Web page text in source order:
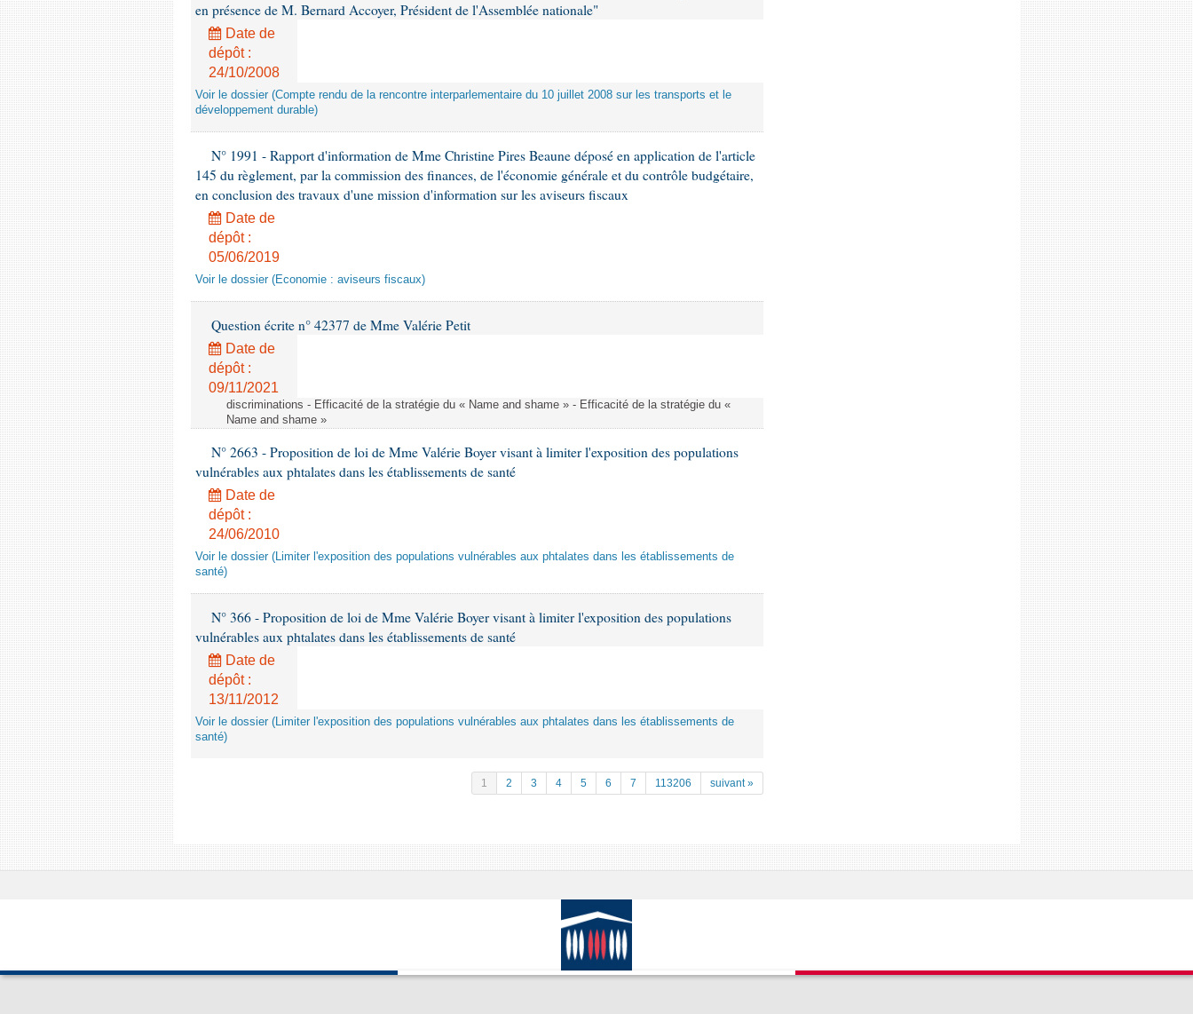
en présence de M. Bernard Accoyer, Président de l'Assemblée nationale"
Date de
dépôt :
24/10/2008
Voir le dossier (Compte rendu de la rencontre interparlementaire du 10 juillet 2008 sur les transports et le
développement durable)
N° 1991 - Rapport d'information de Mme Christine Pires Beaune déposé en application de l'article
145 du règlement, par la commission des finances, de l'économie générale et du contrôle budgétaire,
en conclusion des travaux d'une mission d'information sur les aviseurs fiscaux
Date de
dépôt :
05/06/2019
Voir le dossier (Economie : aviseurs fiscaux)
Question écrite n° 42377 de Mme Valérie Petit
Date de
dépôt :
09/11/2021
discriminations - Efficacité de la stratégie du « Name and shame » - Efficacité de la stratégie du «
Name and shame »
N° 2663 - Proposition de loi de Mme Valérie Boyer visant à limiter l'exposition des populations
vulnérables aux phtalates dans les établissements de santé
Date de
dépôt :
24/06/2010
Voir le dossier (Limiter l'exposition des populations vulnérables aux phtalates dans les établissements de
santé)
N° 366 - Proposition de loi de Mme Valérie Boyer visant à limiter l'exposition des populations
vulnérables aux phtalates dans les établissements de santé
Date de
dépôt :
13/11/2012
Voir le dossier (Limiter l'exposition des populations vulnérables aux phtalates dans les établissements de
santé)
1 2 3 4 5 6 7 113206 suivant »